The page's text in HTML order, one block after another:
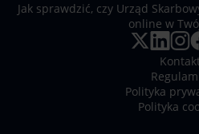
Jak sprawdzić, czy Urząd
online w
Polityka
Polityka